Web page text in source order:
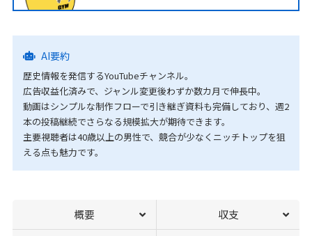
AI要約
歴史情報を発信するYouTubeチャンネル。
広告収益化済みで、ジャンル変更後わずか数カ月で伸長中。
動画はシンプルな制作フローで引き継ぎ資料も完備しており、週2
本の投稿継続でさらなる規模拡大が期待できます。
主要視聴者は40歳以上の男性で、競合が少なくニッチトップを狙
える点も魅力です。
概要 収支